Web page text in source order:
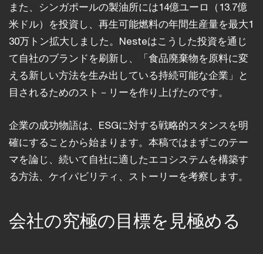
また、シンガポールの製油所には14億ユーロ（13.7億
米ドル）を投資し、再生可能燃料の年間生産量を最大1
30万トン拡大しました。Nesteはこうした投資を通じ
て自社のブランドを刷新し、「食品廃棄物を原料に変
える新しい方法を生み出している持続可能な企業」と
目されるためのスト－リーを作り上げたのです。
企業の成功物語は、ESGに対する戦略的スタンスを明
確にすることから始まります。本稿ではまずこのテー
マを論じ、続いて自社に適したエコシステムを構築す
る方法、ケイパビリティ、ストーリーを考察します。
会社の究極の目標を見極める